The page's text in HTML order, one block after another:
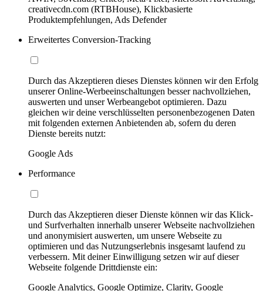
creativecdn.com (RTBHouse), Klickbasierte
Produktempfehlungen, Ads Defender
Erweitertes Conversion-Tracking
Durch das Akzeptieren dieses Dienstes können wir den Erfolg
unserer Online-Werbeeinschaltungen besser nachvollziehen,
auswerten und unser Werbeangebot optimieren. Dazu
gleichen wir deine verschlüsselten personenbezogenen Daten
mit folgenden externen Anbietenden ab, sofern du deren
Dienste bereits nutzt:
Google Ads
Performance
Durch das Akzeptieren dieser Dienste können wir das Klick-
und Surfverhalten innerhalb unserer Webseite nachvollziehen
und anonymisiert auswerten, um unsere Webseite zu
optimieren und das Nutzungserlebnis insgesamt laufend zu
verbessern. Mit deiner Einwilligung setzen wir auf dieser
Webseite folgende Drittdienste ein:
Google Analytics, Google Optimize, Clarity, Google